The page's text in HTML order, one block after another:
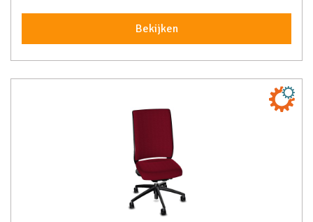
Bekijken